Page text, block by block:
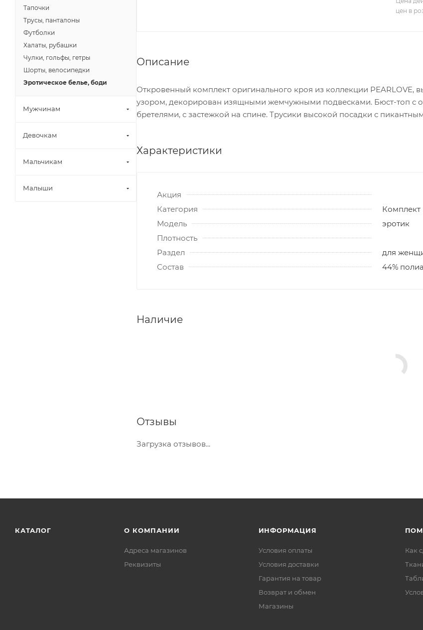
цен в
Описание
Откровенный комплект оригинального кроя из коллекции
узором, декорирован изящными жемчужными подвесками. Бюст-топ с
бретелями, с застежкой на спине. Трусики высокой посадки с
Характеристики
Акция
Категория
Комплект
Модель
эротик
Плотность
Раздел
для
Состав
44%
Наличие
Отзывы
Загрузка отзывов...
Тапочки
Трусы, панталоны
Футболки
Халаты, рубашки
Чулки, гольфы, гетры
Шорты, велосипедки
Эротическое белье, боди
Мужчинам
Девочкам
Мальчикам
Малыши
КАТАЛОГ О КОМПАНИИ
Адреса магазинов
Реквизиты
ИНФОРМАЦИЯ
Условия оплаты
Условия доставки
Гарантия на товар
Возврат и обмен
Магазины
Как